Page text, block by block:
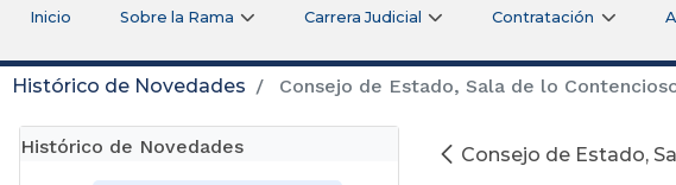
Inicio Sobre la Rama Carrera Judicial Contratación
Histórico de Novedades Consejo de Estado, Sala de lo
Histórico de Novedades Consejo de Estado,